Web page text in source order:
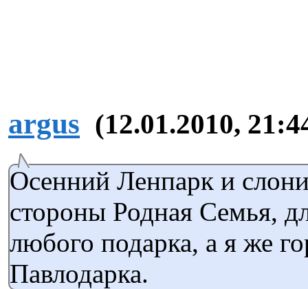
argus (12.01.2010,
Осенний Ленпарк и
стороны Родная Семья,
любого подарка, а я же
Павлодарка.